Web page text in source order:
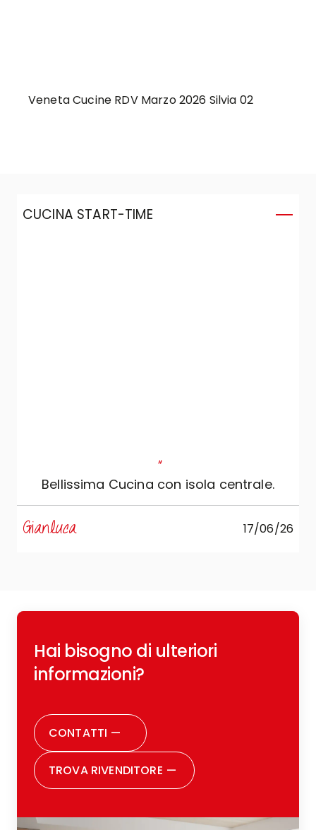
Veneta Cucine RDV Marzo 2026 Silvia 02
CUCINA START-TIME
"
Bellissima Cucina con isola centrale.
Gianluca 17/06/26
Hai bisogno di ulteriori
informazioni?
CONTATTI —
TROVA RIVENDITORE —